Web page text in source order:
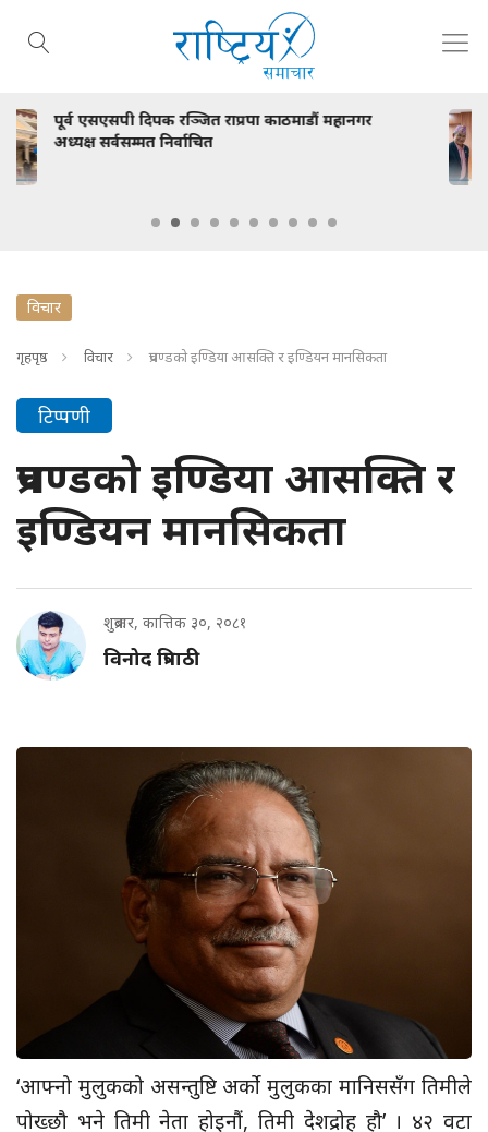
महानगर
स्वास्थ्य मन्त्री निशा मेहता र ललितपुरका
विचार
गृहपृष्ठ विचार प्रचण्डको इण्डिया आसक्ति र इण्डियन मानसिकता
टिप्पणी
प्रचण्डको इण्डिया आसक्ति र
इण्डियन मानसिकता
शुक्रबार, कात्तिक ३०, २०८१
विनोद त्रिपाठी
‘आफ्नो मुलुकको असन्तुष्टि अर्को मुलुकका मानिससँग तिमीले
पोख्छौ भने तिमी नेता होइनौं, तिमी देशद्रोह हौ’ । ४२ वटा